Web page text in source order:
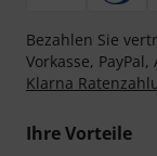
Bezahlen Sie
Vorkasse, PayPal,
Klarna
Ihre Vorteile